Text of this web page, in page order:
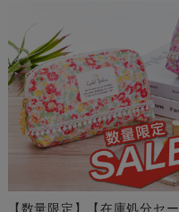
【数量限定】【在庫処分セー